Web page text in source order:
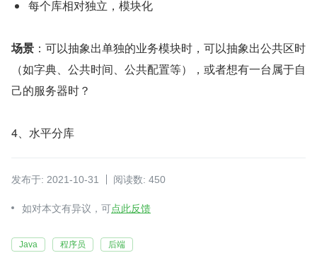
每个库相对独立，模块化
场景 ：可以抽象出单独的业务模块时，可以抽象出公共区时
（如字典、公共时间、公共配置等），或者想有一台属于自
己的服务器时？
4、水平分库
发布于: 2021-10-31 阅读数: 450
如对本文有异议，可点此反馈
Java 程序员 后端